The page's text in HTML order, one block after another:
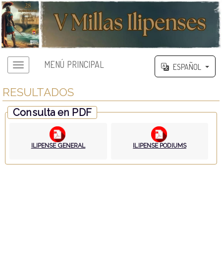
MENÚ PRINCIPAL ESPAÑOL
RESULTADOS
Consulta en PDF
ILIPENSE GENERAL ILIPENSE PODIUMS